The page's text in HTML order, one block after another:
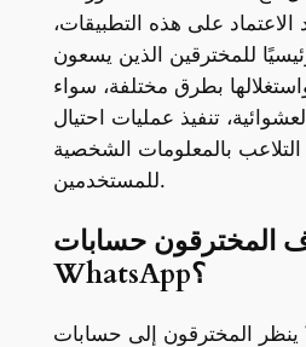
الاعتماد على هذه التطبيقات،
للمخترقين الذين يسعون
بطرق مختلفة، سواء
تنفيذ عمليات احتيال
بالمعلومات الشخصية
للمستخدمين.
المخترقون حسابات
WhatsApp؟
ينظر المخترقون إلى حسابات WhatsApp كأداة